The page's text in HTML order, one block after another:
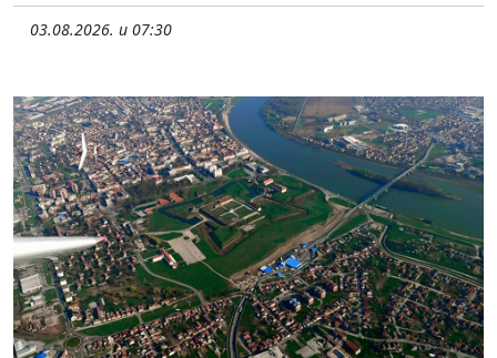
03.08.2026. u 07:30